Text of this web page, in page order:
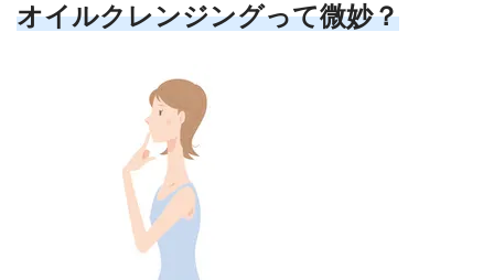
オイルクレンジングって微妙？